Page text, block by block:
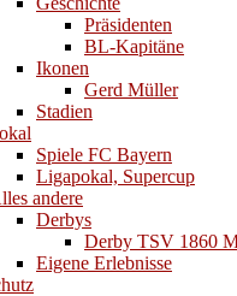
Präsidenten
BL-Kapitäne
Ikonen
Gerd Müller
Stadien
Spiele FC Bayern
Ligapokal, Supercup
andere
Derbys
Derby TSV 1860
Eigene Erlebnisse